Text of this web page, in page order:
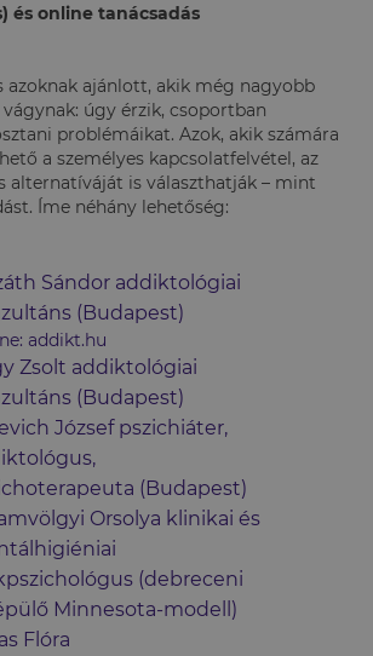
és online tanácsadás
azoknak ajánlott, akik még nagyobb
úgy érzik, csoportban
problémáikat. Azok, akik számára
a személyes kapcsolatfelvétel, az
alternatíváját is választhatják – mint
Íme néhány lehetőség:
Sándor addiktológiai
(Budapest)
addikt.hu
Zsolt addiktológiai
(Budapest)
József pszichiáter,
(Budapest)
Orsolya klinikai és
(debreceni
Minnesota-modell)
Flóra